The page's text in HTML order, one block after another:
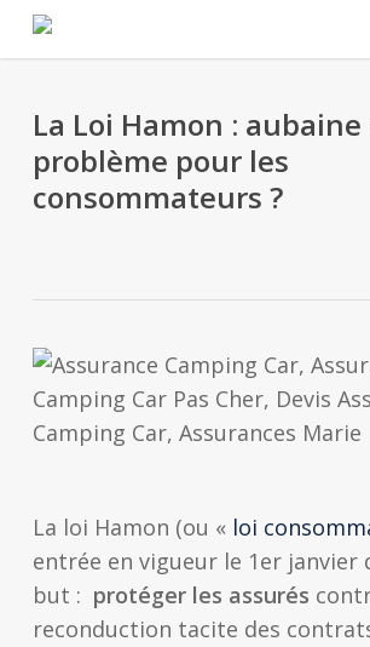
Skip
content
La Loi Hamon : aubaine
problème pour les
consommateurs ?
La loi Hamon (ou « loi
entrée en vigueur le 1er janvier
but : protéger les assurés
reconduction tacite des